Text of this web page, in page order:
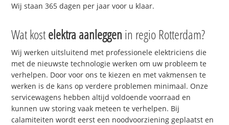
Wij staan 365 dagen per jaar voor u klaar.
Wat kostelektra aanleggen in regio Rotterdam?
Wij werken uitsluitend met professionele elektriciens die
met de nieuwste technologie werken om uw probleem te
verhelpen. Door voor ons te kiezen en met vakmensen te
werken is de kans op verdere problemen minimaal. Onze
servicewagens hebben altijd voldoende voorraad en
kunnen uw storing vaak meteen te verhelpen. Bij
calamiteiten wordt eerst een noodvoorziening geplaatst en